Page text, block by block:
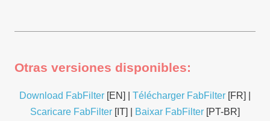
Otras versiones disponibles:
Download FabFilter [EN] | Télécharger FabFilter [FR] |
Scaricare FabFilter [IT] | Baixar FabFilter [PT-BR]